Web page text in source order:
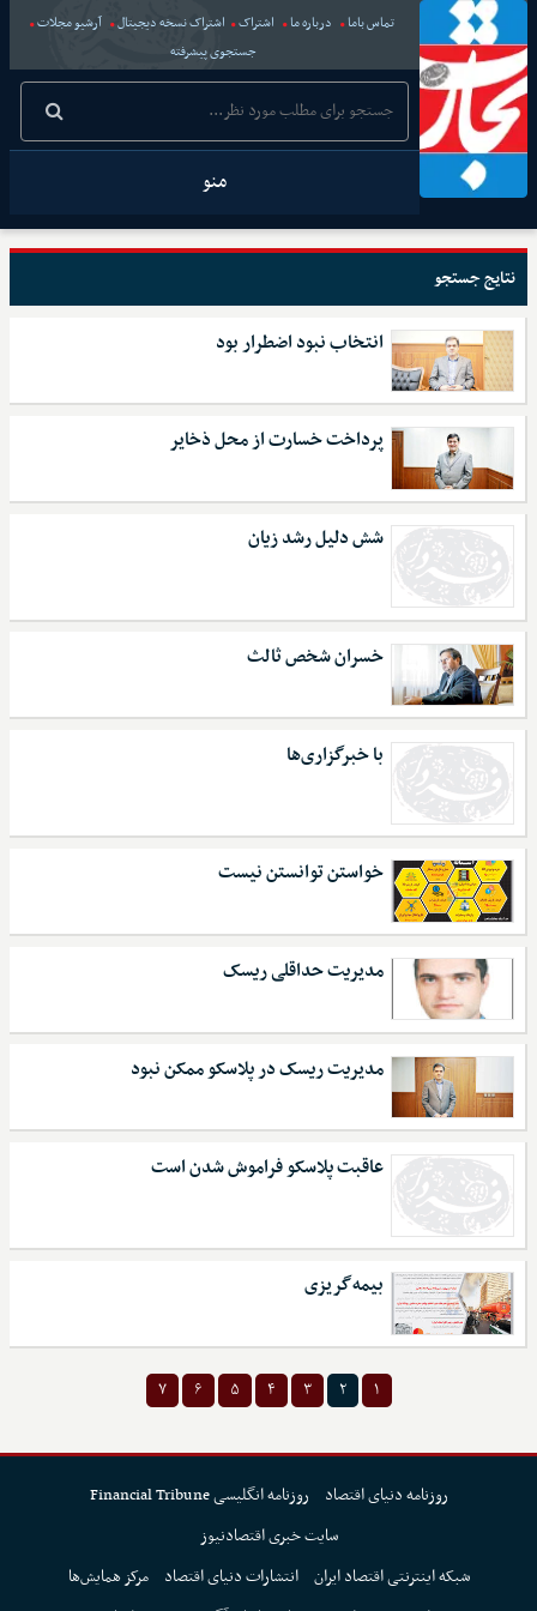
تماس باما درباره ما اشتراک اشتراک نسخه دیجیتال
آرشیو مجلات
جستجوی پیشرفته
منو
نتایج جستجو
انتخاب نبود اضطرار بود
پرداخت خسارت از محل ذخایر
شش دلیل رشد زیان
خسران شخص ثالث
با خبرگزاری‌ها
خواستن توانستن نیست
مدیریت حداقلی ریسک
مدیریت ریسک در پلاسکو ممکن نبود
عاقبت پلاسکو فراموش شدن است
بیمه‌گریزی
۱ ۲ ۳ ۴ ۵ ۶ ۷
روزنامه دنیای اقتصاد
روزنامه انگلیسی Financial Tribune
سایت خبری اقتصادنیوز
شبکه اینترنتی اقتصاد ایران انتشارات دنیای اقتصاد
مرکز همایش‌ها